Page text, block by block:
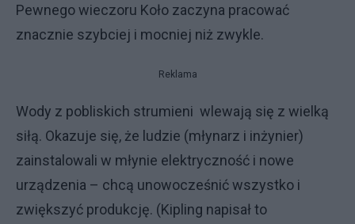
Pewnego wieczoru Koło zaczyna pracować
znacznie szybciej i mocniej niż zwykle.
Reklama
Wody z pobliskich strumieni wlewają się z wielką
siłą. Okazuje się, że ludzie (młynarz i inżynier)
zainstalowali w młynie elektryczność i nowe
urządzenia – chcą unowocześnić wszystko i
zwiększyć produkcję. (Kipling napisał to